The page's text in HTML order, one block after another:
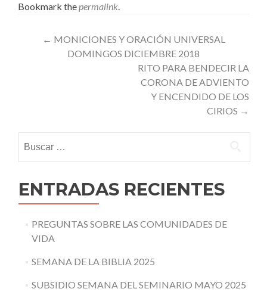
Bookmark thepermalink.
Post
navigation
← MONICIONES Y ORACIÓN UNIVERSAL
DOMINGOS DICIEMBRE 2018
RITO PARA BENDECIR LA
CORONA DE ADVIENTO
Y ENCENDIDO DE LOS
CIRIOS →
ENTRADAS RECIENTES
PREGUNTAS SOBRE LAS COMUNIDADES DE
VIDA
SEMANA DE LA BIBLIA 2025
SUBSIDIO SEMANA DEL SEMINARIO MAYO 2025